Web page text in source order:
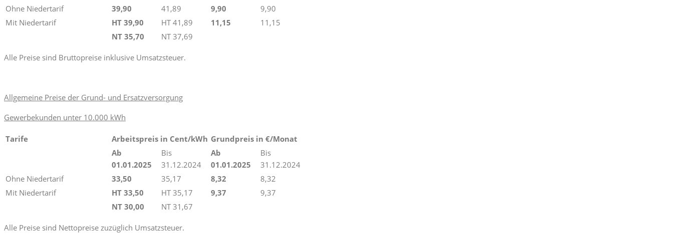
Ohne Niedertarif
39,90 41,89 9,90
9,90
Mit Niedertarif
HT 39,90 HT 41,89 11,15
11,15
NT 35,70
NT 37,69
Alle Preise sind Bruttopreise inklusive Umsatzsteuer.
Allgemeine Preise der Grund- und Ersatzversorgung
Gewerbekunden unter 10.000 kWh
Tarife Arbeitspreis in Cent/kWh Grundpreis in €/Monat
Ab
01.01.2025
Bis
31.12.2024
Ab
01.01.2025
Bis
31.12.2024
Ohne Niedertarif
33,50 35,17 8,32
8,32
Mit Niedertarif
HT 33,50 HT 35,17 9,37
9,37
NT 30,00
NT 31,67
Alle Preise sind Nettopreise zuzüglich Umsatzsteuer.